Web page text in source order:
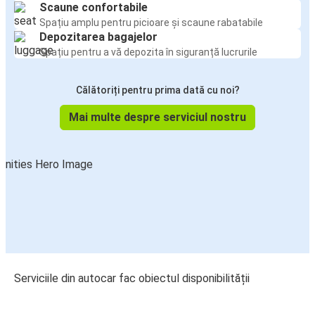
Scaune confortabile
Spațiu amplu pentru picioare și scaune rabatabile
Depozitarea bagajelor
Spațiu pentru a vă depozita în siguranță lucrurile
Călătoriți pentru prima dată cu noi?
Mai multe despre serviciul nostru
Serviciile din autocar fac obiectul disponibilității